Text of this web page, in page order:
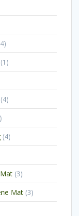
14
producten
1 1
product
44
producten
44
producten
33
producten
Mat 33
producten